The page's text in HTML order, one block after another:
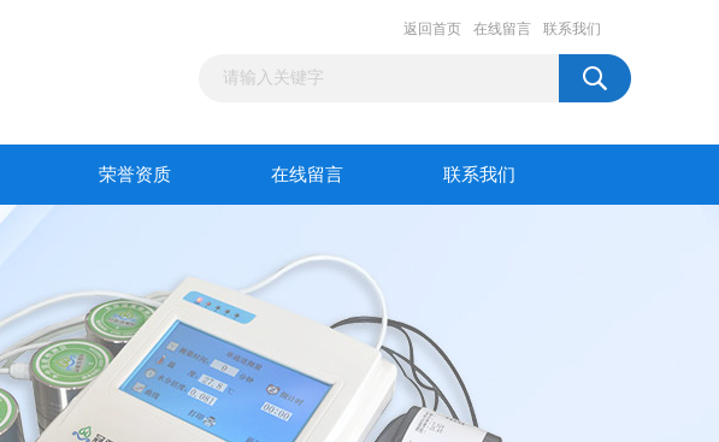
返回首页 在线留言 联系我们
荣誉资质 在线留言 联系我们